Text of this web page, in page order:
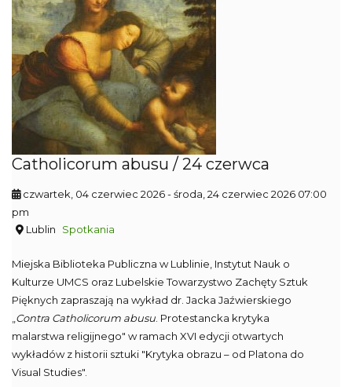
Catholicorum abusu / 24 czerwca
czwartek, 04 czerwiec 2026- środa, 24 czerwiec 2026 07:00
pm
Lublin
Spotkania
Miejska Biblioteka Publiczna w Lublinie, Instytut Nauk o
Kulturze UMCS oraz Lubelskie Towarzystwo Zachęty Sztuk
Pięknych zapraszają na wykład dr. Jacka Jaźwierskiego
Contra Catholicorum abusu . Protestancka krytyka
malarstwa religijnego" w ramach XVI edycji otwartych
wykładów z historii sztuki "Krytyka obrazu – od Platona do
Visual Studies".